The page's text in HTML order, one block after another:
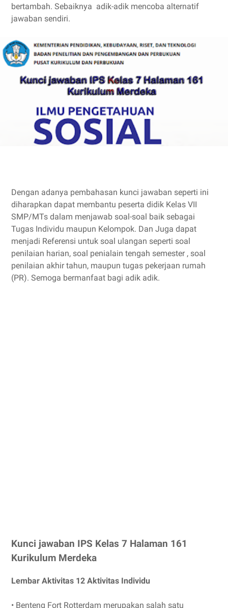
bertambah. Sebaiknya adik-adik mencoba alternatif
jawaban sendiri.
Dengan adanya pembahasan kunci jawaban seperti ini
diharapkan dapat membantu peserta didik Kelas VII
SMP/MTs dalam menjawab soal-soal baik sebagai
Tugas Individu maupun Kelompok. Dan Juga dapat
menjadi Referensi untuk soal ulangan seperti soal
penilaian harian, soal penialain tengah semester , soal
penilaian akhir tahun, maupun tugas pekerjaan rumah
(PR). Semoga bermanfaat bagi adik adik.
Kunci jawaban IPS Kelas 7 Halaman 161
Kurikulum Merdeka
Lembar Aktivitas 12 Aktivitas Individu
• Benteng Fort Rotterdam merupakan salah satu